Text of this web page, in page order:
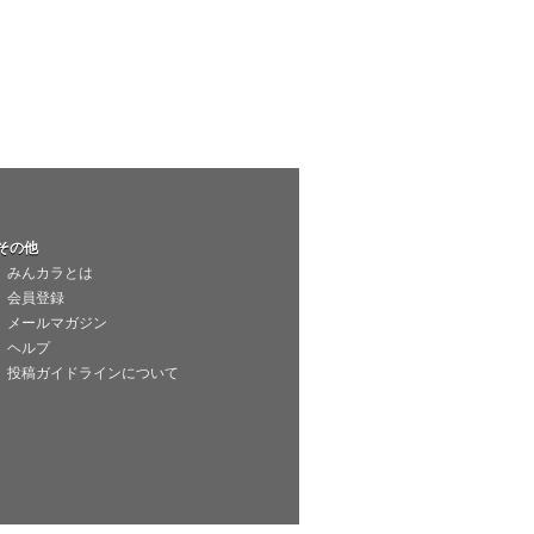
の他
みんカラとは
会員登録
メールマガジン
ヘルプ
投稿ガイドラインについて